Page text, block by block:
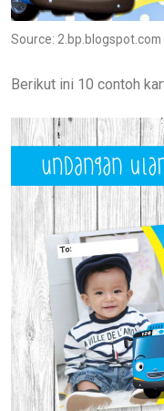
Source: 2.bp.blogspot.com
Berikut ini 10 contoh